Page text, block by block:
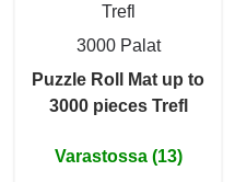
Trefl
3000 Palat
Puzzle Roll Mat up to
3000 pieces Trefl
Varastossa (13)